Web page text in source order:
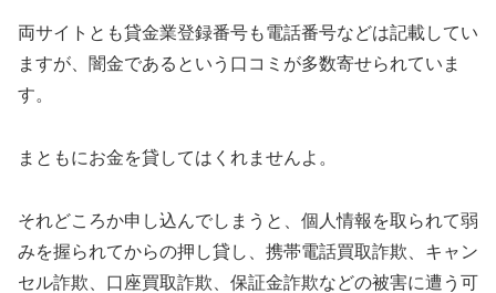
両サイトとも貸金業登録番号も電話番号などは記載してい
ますが、闇金であるという口コミが多数寄せられていま
す。
まともにお金を貸してはくれませんよ。
それどころか申し込んでしまうと、個人情報を取られて弱
みを握られてからの押し貸し、携帯電話買取詐欺、キャン
セル詐欺、口座買取詐欺、保証金詐欺などの被害に遭う可